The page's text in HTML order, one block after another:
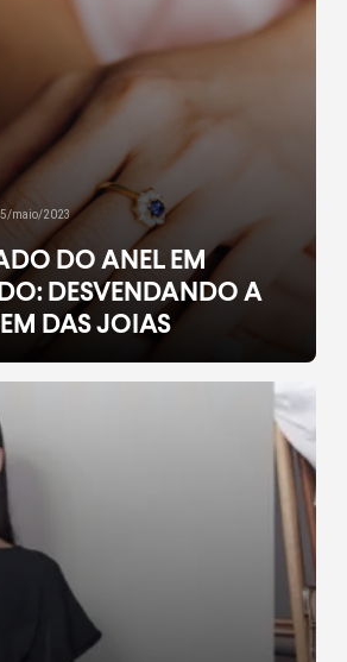
maio/2023
DO ANEL EM
DESVENDANDO A
DAS JOIAS
das joias e descubra qual é o
em cada dedo, além de
por trás dessas peças!